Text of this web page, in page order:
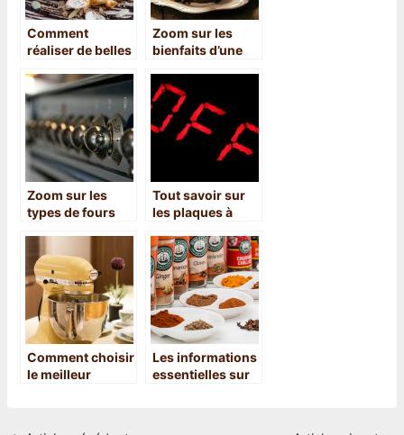
Comment
réaliser de belles
Zoom sur les
bienfaits d’une
Zoom sur les
types de fours
Tout savoir sur
les plaques à
Comment choisir
le meilleur
Les informations
essentielles sur